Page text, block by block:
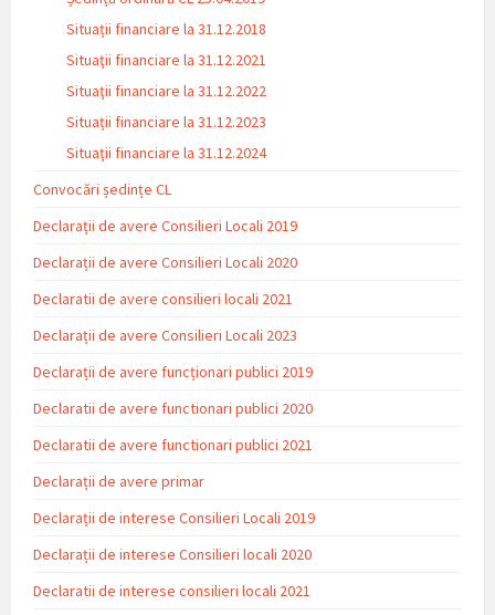
Situații financiare la 31.12.2018
Situaţii financiare la 31.12.2021
Situaţii financiare la 31.12.2022
Situații financiare la 31.12.2023
Situaţii financiare la 31.12.2024
Convocări ședințe CL
Declarații de avere Consilieri Locali 2019
Declarații de avere Consilieri Locali 2020
Declaratii de avere consilieri locali 2021
Declarații de avere Consilieri Locali 2023
Declarații de avere funcționari publici 2019
Declaratii de avere functionari publici 2020
Declaratii de avere functionari publici 2021
Declarații de avere primar
Declarații de interese Consilieri Locali 2019
Declarații de interese Consilieri locali 2020
Declaratii de interese consilieri locali 2021